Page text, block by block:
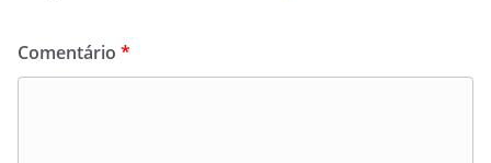
Comentário *